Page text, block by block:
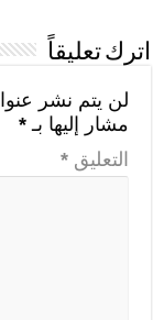
اترك تعليقاً
لن يتم نشر
مشار إليها بـ*
التعليق*